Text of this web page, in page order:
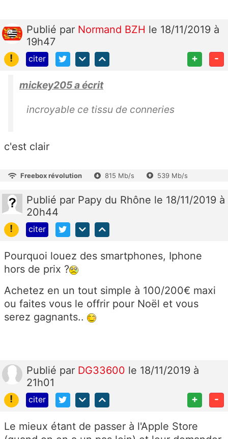
Publié par Normand BZH le 18/11/2019 à
19h47
!
citer + -
mickey205 a écrit
incroyable ce tissu de conneries
c'est clair
Freebox révolution 815 Mb/s 539 Mb/s
Publié par Papy du Rhône le 18/11/2019 à
20h44
!
citer
Pourquoi louez des smartphones, Iphone
hors de prix ?
Achetez en un tout simple à 100/200€ maxi
ou faites vous le offrir pour Noël et vous
serez gagnants..
Publié par DG33600 le 18/11/2019 à
21h01
!
citer + -
Le mieux étant de passer à l'Apple Store